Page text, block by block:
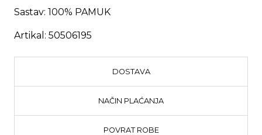
Sastav: 100% PAMUK
Artikal: 50506195
DOSTAVA
NAČIN PLAĆANJA
POVRAT ROBE